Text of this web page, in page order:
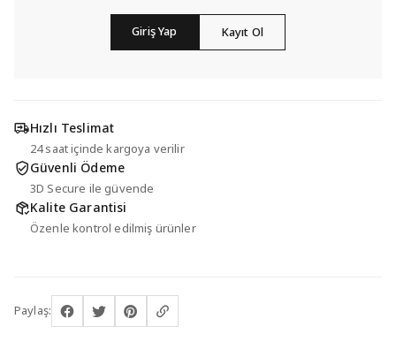
Giriş Yap Kayıt Ol
Hızlı Teslimat
24 saat içinde kargoya verilir
Güvenli Ödeme
3D Secure ile güvende
Kalite Garantisi
Özenle kontrol edilmiş ürünler
Paylaş: